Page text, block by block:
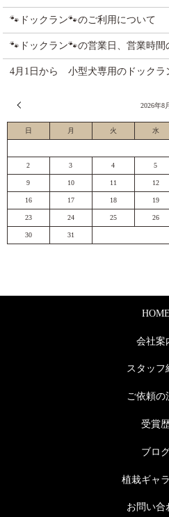
🐾ドックラン🐾のご利用について
🐾ドックラン🐾の営業日、営業時間
4月1日から 小型犬専用のドック
2026年8
日 月 火 水
2 3 4 5
9 10 11 12
16 17 18 19
23 24 25 26
30 31
HOME
会社案
スタッフ
ご依頼の
受賞
ブロ
植栽ギャ
お問い合